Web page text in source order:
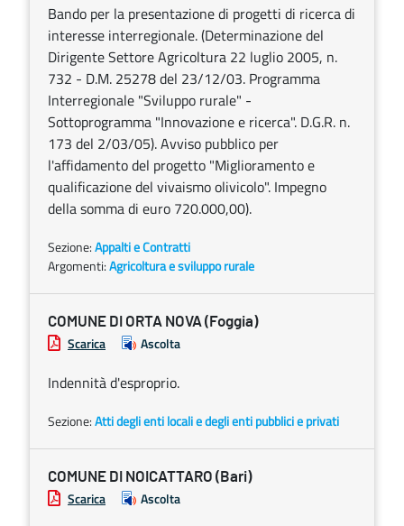
Bando per la presentazione di progetti di ricerca di
interesse interregionale. (Determinazione del
Dirigente Settore Agricoltura 22 luglio 2005, n.
732 - D.M. 25278 del 23/12/03. Programma
Interregionale "Sviluppo rurale" -
Sottoprogramma "Innovazione e ricerca". D.G.R. n.
173 del 2/03/05). Avviso pubblico per
l'affidamento del progetto "Miglioramento e
qualificazione del vivaismo olivicolo". Impegno
della somma di euro 720.000,00).
Sezione:Appalti e Contratti
Argomenti:Agricoltura e sviluppo rurale
COMUNE DI ORTA NOVA (Foggia)
Scarica Ascolta
Indennità d'esproprio.
Sezione:Atti degli enti locali e degli enti pubblici e privati
COMUNE DI NOICATTARO (Bari)
Scarica Ascolta